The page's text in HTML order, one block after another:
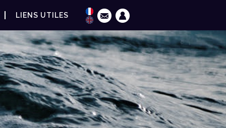
LIENS UTILES